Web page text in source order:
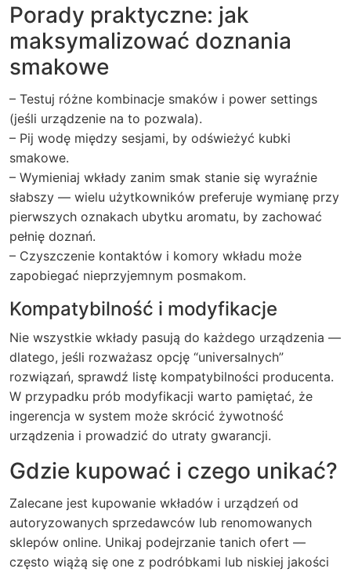
Porady praktyczne: jak
maksymalizować doznania
smakowe
– Testuj różne kombinacje smaków i power settings
(jeśli urządzenie na to pozwala).
– Pij wodę między sesjami, by odświeżyć kubki
smakowe.
– Wymieniaj wkłady zanim smak stanie się wyraźnie
słabszy — wielu użytkowników preferuje wymianę przy
pierwszych oznakach ubytku aromatu, by zachować
pełnię doznań.
– Czyszczenie kontaktów i komory wkładu może
zapobiegać nieprzyjemnym posmakom.
Kompatybilność i modyfikacje
Nie wszystkie wkłady pasują do każdego urządzenia —
dlatego, jeśli rozważasz opcję “universalnych”
rozwiązań, sprawdź listę kompatybilności producenta.
W przypadku prób modyfikacji warto pamiętać, że
ingerencja w system może skrócić żywotność
urządzenia i prowadzić do utraty gwarancji.
Gdzie kupować i czego unikać?
Zalecane jest kupowanie wkładów i urządzeń od
autoryzowanych sprzedawców lub renomowanych
sklepów online. Unikaj podejrzanie tanich ofert —
często wiążą się one z podróbkami lub niskiej jakości